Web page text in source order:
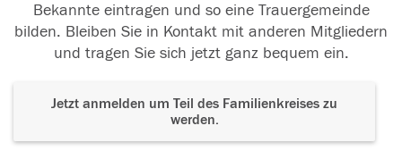
Bekannte eintragen und so eine Trauergemeinde
bilden. Bleiben Sie in Kontakt mit anderen Mitgliedern
und tragen Sie sich jetzt ganz bequem ein.
Jetzt anmelden um Teil des Familienkreises zu
werden.